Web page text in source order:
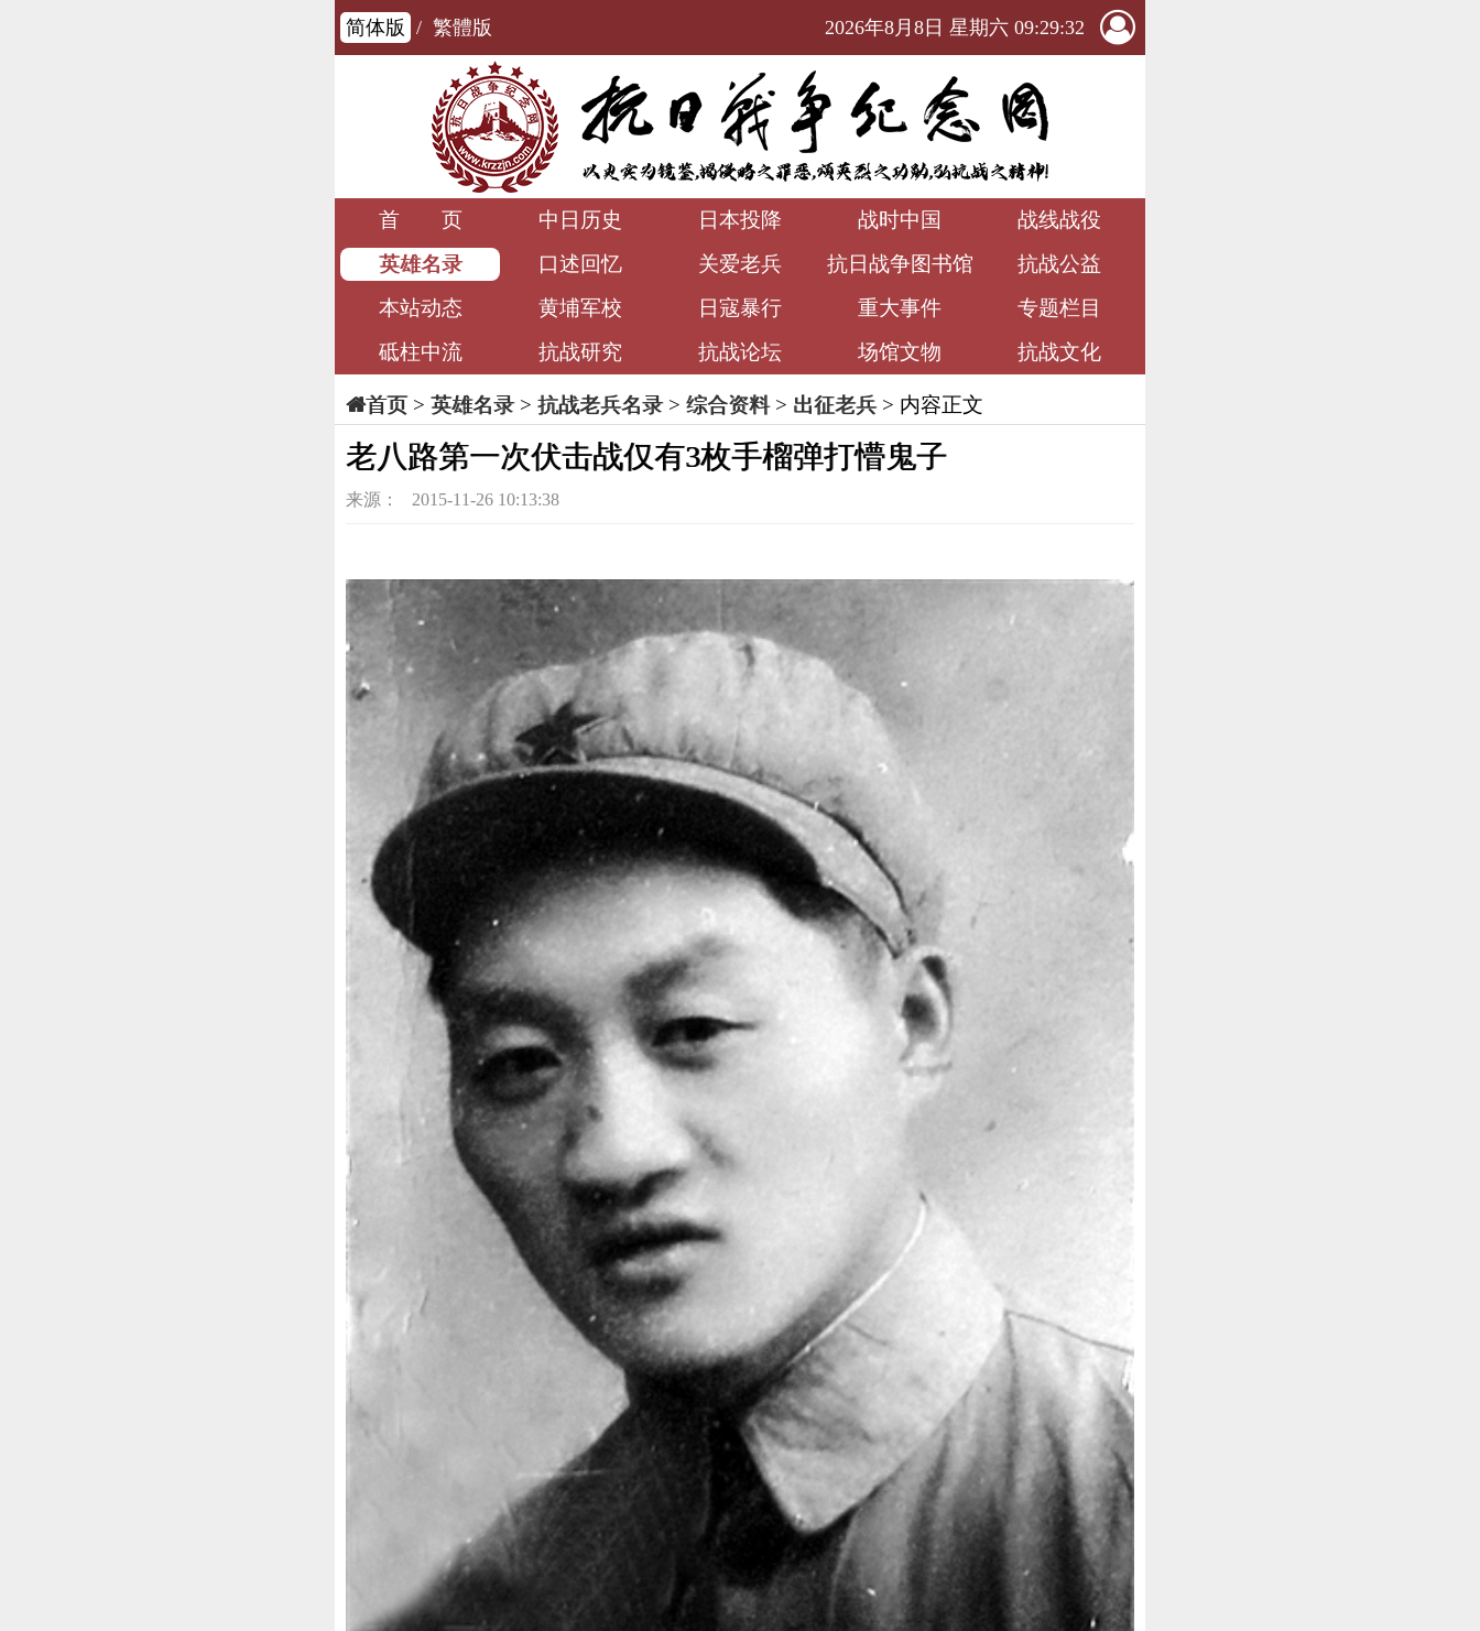
简体版 / 繁體版 2026年8月8日 星期六 09:29:34
首 页 中日历史 日本投降 战时中国
战线战役
英雄名录
口述回忆 关爱老兵 抗日战争图书馆
抗战公益
本站动态
黄埔军校 日寇暴行 重大事件
专题栏目
砥柱中流
抗战研究 抗战论坛 场馆文物 抗战文化
首页> 英雄名录> 抗战老兵名录> 综合资料> 出征老兵> 内容正文
老八路第一次伏击战仅有3枚手榴弹打懵鬼子
来源： 2015-11-26 10:13:38